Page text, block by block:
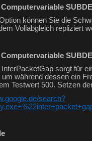
können Sie die
Vollabgleich repliziert
InterPacketGap sorgt für
um während dessen ein
Testwert 500. Setzen
search?